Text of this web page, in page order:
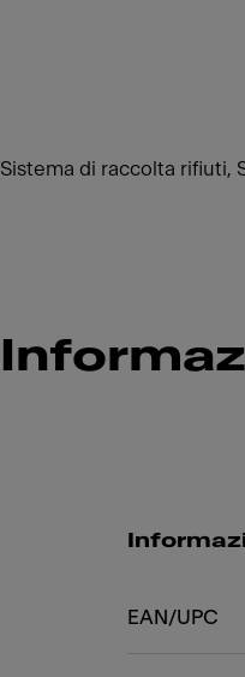
Sistema di raccolta rifiuti,
EAN/UPC